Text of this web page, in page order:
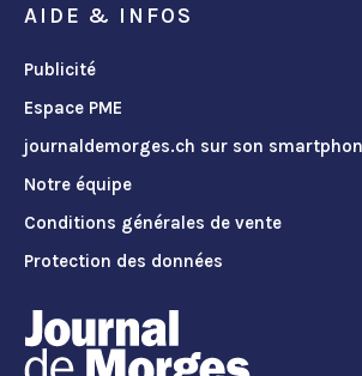
AIDE & INFOS
Publicité
Espace PME
journaldemorges.ch sur son
Notre équipe
Conditions générales de vente
Protection des données